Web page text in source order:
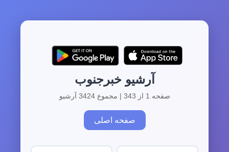
آرشیو خبرجنوب
صفحه 1 از 343 | مجموع 3424 آرشیو
صفحه اصلی